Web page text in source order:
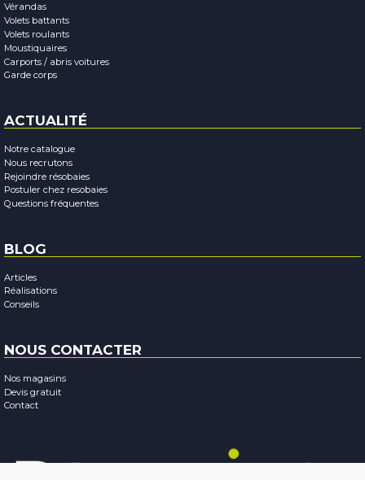
Vérandas
Volets battants
Volets roulants
Moustiquaires
Carports / abris voitures
Garde corps
ACTUALITÉ
Notre catalogue
Nous recrutons
Rejoindre résobaies
Postuler chez resobaies
Questions fréquentes
BLOG
Articles
Réalisations
Conseils
NOUS CONTACTER
Nos magasins
Devis gratuit
Contact